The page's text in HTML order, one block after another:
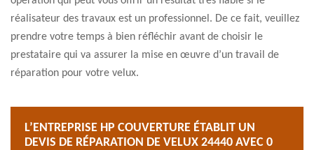
réalisateur des travaux est un professionnel. De ce fait, veuillez
prendre votre temps à bien réfléchir avant de choisir le
prestataire qui va assurer la mise en œuvre d’un travail de
réparation pour votre velux.
L’ENTREPRISE HP COUVERTURE ÉTABLIT UN
DEVIS DE RÉPARATION DE VELUX 24440 AVEC 0